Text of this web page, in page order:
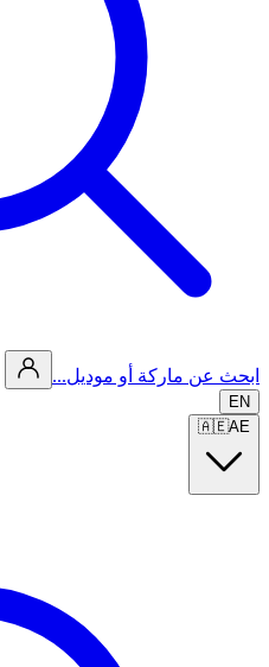
ابحث عن ماركة أو موديل...
EN
🇦🇪AE